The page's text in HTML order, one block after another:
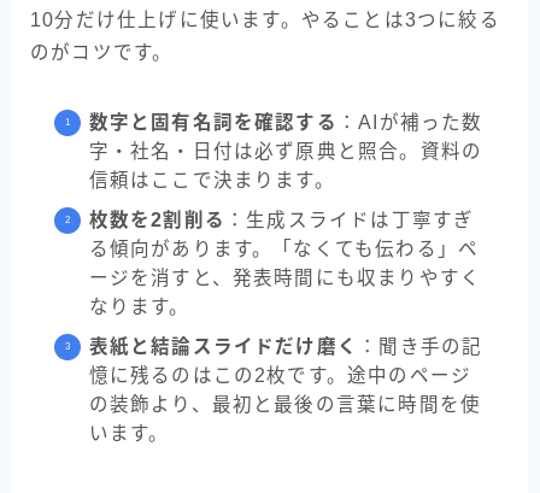
10分だけ仕上げに使います。やることは3つに絞る
のがコツです。
数字と固有名詞を確認する ：AIが補った数
字・社名・日付は必ず原典と照合。資料の
信頼はここで決まります。
枚数を2割削る ：生成スライドは丁寧すぎ
る傾向があります。「なくても伝わる」ペ
ージを消すと、発表時間にも収まりやすく
なります。
表紙と結論スライドだけ磨く
：聞き手の記
憶に残るのはこの2枚です。途中のページ
の装飾より、最初と最後の言葉に時間を使
います。